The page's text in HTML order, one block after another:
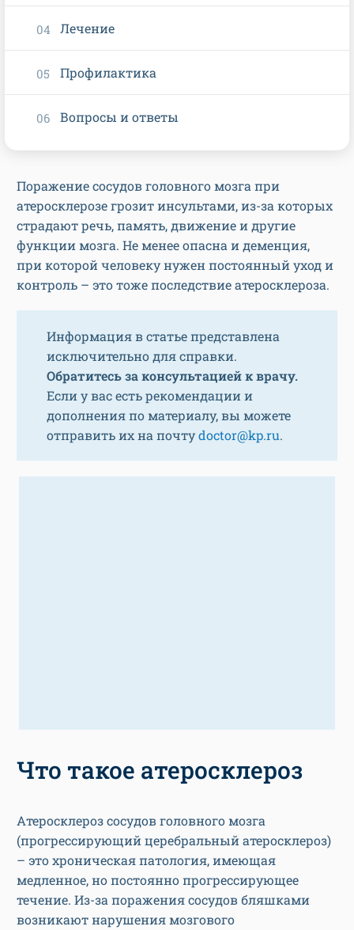
Поражение сосудов головного мозга при
атеросклерозе грозит инсультами, из-за которых
страдают речь, память, движение и другие
функции мозга. Не менее опасна и деменция,
при которой человеку нужен постоянный уход и
контроль – это тоже последствие атеросклероза.
Информация в статье представлена
исключительно для справки.
Обратитесь за консультацией к врачу.
Если у вас есть рекомендации и
дополнения по материалу, вы можете
отправить их на почтуdoctor@kp.ru.
Что такое атеросклероз
Атеросклероз сосудов головного мозга
(прогрессирующий церебральный атеросклероз)
– это хроническая патология, имеющая
медленное, но постоянно прогрессирующее
течение. Из-за поражения сосудов бляшками
возникают нарушения мозгового
Лечение
Профилактика
Вопросы и ответы